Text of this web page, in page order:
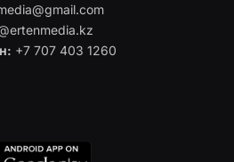
+7 707 403 1260